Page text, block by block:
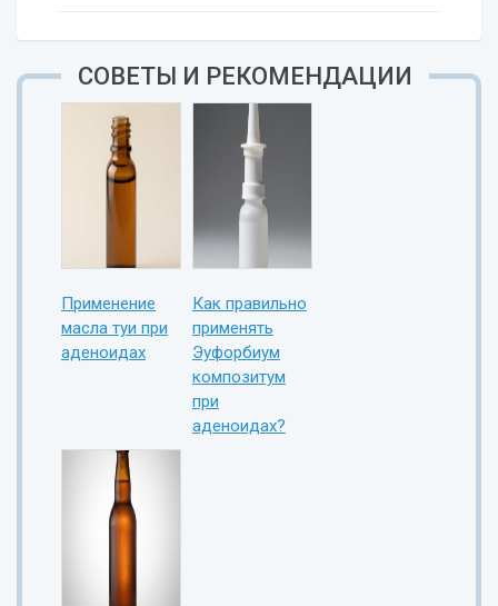
СОВЕТЫ И РЕКОМЕНДАЦИИ
Применение
масла туи при
аденоидах
Как правильно
применять
Эуфорбиум
композитум
при
аденоидах?